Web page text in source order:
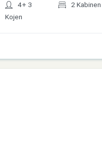
4+ 3
Kojen
2 Kabinen